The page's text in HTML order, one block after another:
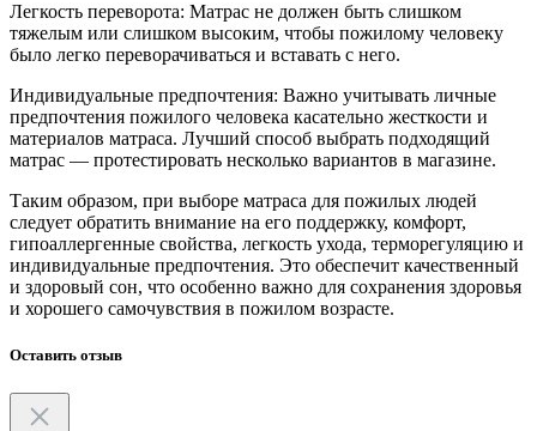
Легкость переворота: Матрас не должен быть слишком
тяжелым или слишком высоким, чтобы пожилому человеку
было легко переворачиваться и вставать с него.
Индивидуальные предпочтения: Важно учитывать личные
предпочтения пожилого человека касательно жесткости и
материалов матраса. Лучший способ выбрать подходящий
матрас — протестировать несколько вариантов в магазине.
Таким образом, при выборе матраса для пожилых людей
следует обратить внимание на его поддержку, комфорт,
гипоаллергенные свойства, легкость ухода, терморегуляцию и
индивидуальные предпочтения. Это обеспечит качественный
и здоровый сон, что особенно важно для сохранения здоровья
и хорошего самочувствия в пожилом возрасте.
Оставить отзыв